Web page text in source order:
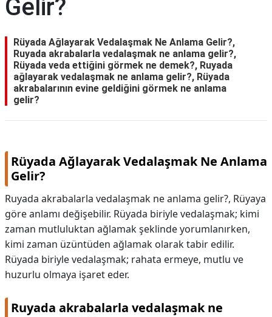
Gelir?
Rüyada Ağlayarak Vedalaşmak Ne Anlama Gelir?,
Ruyada akrabalarla vedalaşmak ne anlama gelir?,
Rüyada veda ettiğini görmek ne demek?, Ruyada
ağlayarak vedalaşmak ne anlama gelir?, Rüyada
akrabalarının evine geldiğini görmek ne anlama
gelir?
Rüyada Ağlayarak Vedalaşmak Ne Anlama
Gelir?
Ruyada akrabalarla vedalaşmak ne anlama gelir?, Rüyaya
göre anlamı değişebilir. Rüyada biriyle vedalaşmak; kimi
zaman mutluluktan ağlamak şeklinde yorumlanırken,
kimi zaman üzüntüden ağlamak olarak tabir edilir.
Rüyada biriyle vedalaşmak; rahata ermeye, mutlu ve
huzurlu olmaya işaret eder.
Ruyada akrabalarla vedalaşmak ne